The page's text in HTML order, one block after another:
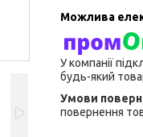
У компанії
будь-який
повернення